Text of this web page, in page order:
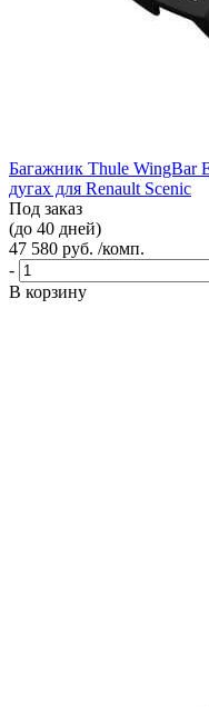
Багажник Thule WingBar
дугах для Renault Scenic
Под заказ
(до 40 дней)
47 580 руб. /комп.
-
В корзину